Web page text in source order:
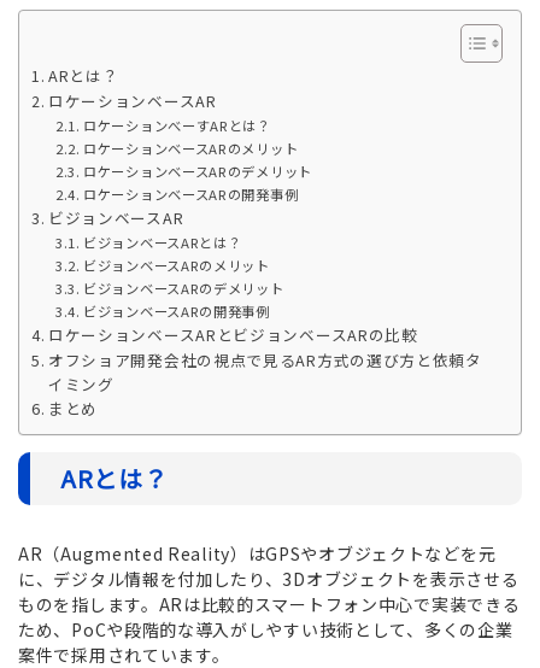
ARとは？
ロケーションベースAR
ロケーションべーすARとは？
ロケーションベースARのメリット
ロケーションベースARのデメリット
ロケーションベースARの開発事例
ビジョンベースAR
ビジョンベースARとは？
ビジョンベースARのメリット
ビジョンベースARのデメリット
ビジョンベースARの開発事例
ロケーションベースARとビジョンベースARの比較
オフショア開発会社の視点で見るAR方式の選び方と依頼タ
イミング
まとめ
ARとは？
AR（Augmented Reality）はGPSやオブジェクトなどを元
に、デジタル情報を付加したり、3Dオブジェクトを表示させる
ものを指します。ARは比較的スマートフォン中心で実装できる
ため、PoCや段階的な導入がしやすい技術として、多くの企業
案件で採用されています。